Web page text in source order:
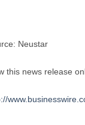
Neustar
this news release